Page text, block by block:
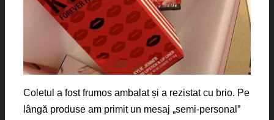
Coletul a fost frumos ambalat și a rezistat cu brio. Pe
lângă produse am primit un mesaj „semi-personal”